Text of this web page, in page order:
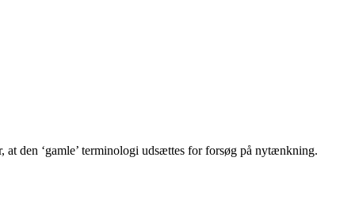
at den ‘gamle’ terminologi udsættes for forsøg på nytænkning.